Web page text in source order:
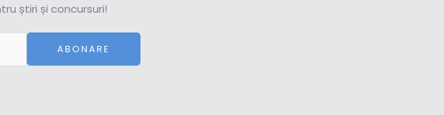
știri și concursuri!
ABONARE